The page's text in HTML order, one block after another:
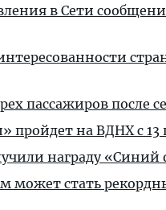
в Сети
пассажиров после
пройдет на ВДНХ с 13
награду «Синий
может стать